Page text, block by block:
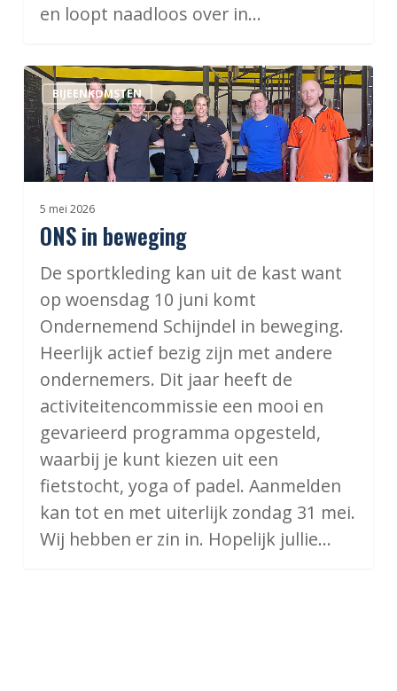
en loopt naadloos over in…
ONS
in
beweging
BIJEENKOMSTEN
5 mei 2026
ONS in beweging
De sportkleding kan uit de kast want
op woensdag 10 juni komt
Ondernemend Schijndel in beweging.
Heerlijk actief bezig zijn met andere
ondernemers. Dit jaar heeft de
activiteitencommissie een mooi en
gevarieerd programma opgesteld,
waarbij je kunt kiezen uit een
fietstocht, yoga of padel. Aanmelden
kan tot en met uiterlijk zondag 31 mei.
Wij hebben er zin in. Hopelijk jullie…